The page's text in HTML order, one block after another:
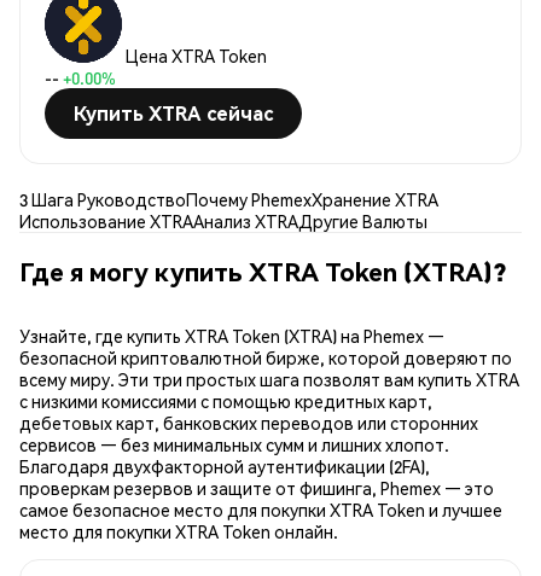
Цена XTRA Token
-- +0.00%
Купить XTRA сейчас
3 Шага РуководствоПочему PhemexХранение XTRA
Использование XTRAАнализ XTRAДругие Валюты
Где я могу купить XTRA Token (XTRA)?
Узнайте, где купить XTRA Token (XTRA) на Phemex —
безопасной криптовалютной бирже, которой доверяют по
всему миру. Эти три простых шага позволят вам купить XTRA
с низкими комиссиями с помощью кредитных карт,
дебетовых карт, банковских переводов или сторонних
сервисов — без минимальных сумм и лишних хлопот.
Благодаря двухфакторной аутентификации (2FA),
проверкам резервов и защите от фишинга, Phemex — это
самое безопасное место для покупки XTRA Token и лучшее
место для покупки XTRA Token онлайн.